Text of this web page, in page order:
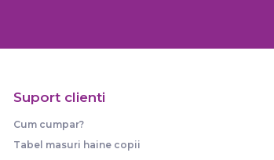
Suport clienti
Cum cumpar?
Tabel masuri haine copii